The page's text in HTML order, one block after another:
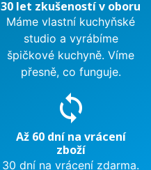
30 let zkušeností v oboru
Máme vlastní kuchyňské
studio a vyrábíme
špičkové kuchyně. Víme
přesně, co funguje.
sync
Až 60 dní na vrácení
zboží
30 dní na vrácení zdarma.